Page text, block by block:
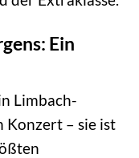
Ein
Limbach-
Konzert – sie ist